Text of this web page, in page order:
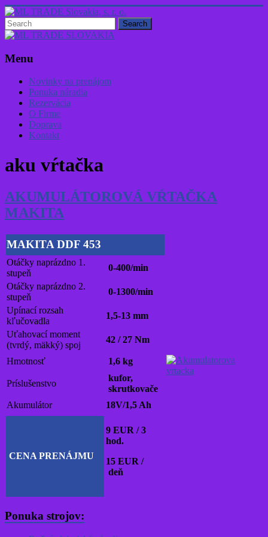
Skip
to
content
ML
Slovakia,
Profesionálne
náradie
prenájom:
všetko,
pre
stavbu
a
Menu
Novinky na prenájom
Ponuka náradia
Rezervácia
O Firme
Doprava
Kontakt
aku vŕtačka
AKUMULÁTOROVÁ VŔTAČKA
MAKITA
MAKITA DDF 453
Otáčky naprázdno 1.
stupeň
0-400/min
Otáčky naprázdno 2.
stupeň
0-1300/min
Upínací rozsah
kľučovadla
1,5-13 mm
Uťahovací moment
(tvrdý, mäkký) spoj
42 / 27 Nm
Hmotnosť 1,6 kg
Príslušenstvo
kufor,
skrutkovače
Akumulátor
18V/1,5 Ah
CENA PRENÁJMU
9 EUR / 3
hod.
15 EUR /
deň
Ponuka strojov: